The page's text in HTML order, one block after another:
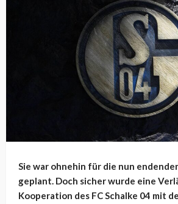
Sie war ohnehin für die nun
geplant. Doch sicher wurde eine
Kooperation des FC Schalke 04 mit